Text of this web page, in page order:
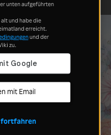
unten aufgeführten
alt und habe die
erreicht.
und der
zu.
mit Email